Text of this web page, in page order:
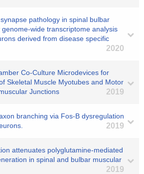
pathology in spinal bulbar
wide transcriptome analysis
derived from disease specific
2020
Co-Culture Microdevices for
Skeletal Muscle Myotubes and Motor
Junctions
2019
branching via Fos-B dysregulation
2019
attenuates polyglutamine-mediated
in spinal and bulbar muscular
2019